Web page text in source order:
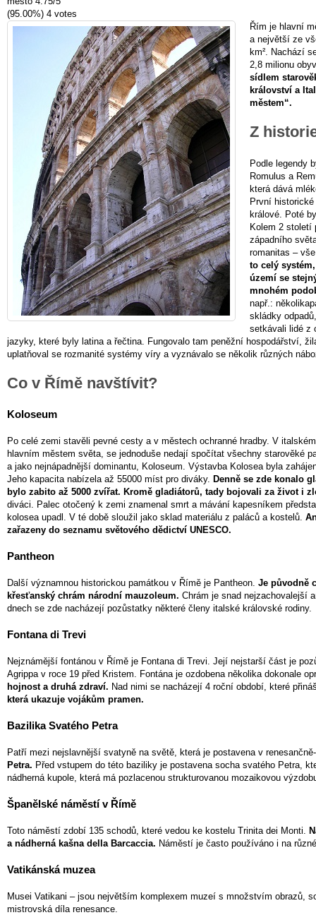
(95.00%) 4 votes
Řím je hlavní
a největší ze
km². Nachází
2,8 milionu
sídlem
království a
městem“.
Z
Podle legendy
Romulus a
která dává
První
králové. Poté
Kolem 2 století
západního
romanitas –
to celý
území se
mnohém
např.:
skládky
setkávali lidé z
jazyky, které byly latina a řečtina. Fungovalo tam peněžní hospodářství,
uplatňoval se rozmanité systémy víry a vyznávalo se několik různých
Co v Římě navštívit?
Koloseum
Po celé zemi stavěli pevné cesty a v městech ochranné hradby. V
hlavním městem světa, se jednoduše nedají spočítat všechny starověké
a jako nejnápadnější dominantu, Koloseum. Výstavba Kolosea byla
Jeho kapacita nabízela až 55000 míst pro diváky. Denně se zde konalo
bylo zabito až 5000 zvířat. Kromě gladiátorů, tady bojovali za život i
diváci. Palec otočený k zemi znamenal smrt a mávání kapesníkem
kolosea upadl. V té době sloužil jako sklad materiálu z paláců a kostelů.
zařazeny do seznamu světového dědictví UNESCO.
Pantheon
Další významnou historickou památkou v Římě je Pantheon. Je původně
křesťanský chrám národní mauzoleum. Chrám je snad nejzachovalejší
dnech se zde nacházejí pozůstatky některé členy italské královské rodiny.
Fontana di Trevi
Nejznámější fontánou v Římě je Fontana di Trevi. Její nejstarší část je
Agrippa v roce 19 před Kristem. Fontána je ozdobena několika dokonale
hojnost a druhá zdraví. Nad nimi se nacházejí 4 roční období, které
která ukazuje vojákům pramen.
Bazilika Svatého Petra
Patří mezi nejslavnější svatyně na světě, která je postavena v
Petra. Před vstupem do této baziliky je postavena socha svatého Petra,
nádherná kupole, která má pozlacenou strukturovanou mozaikovou
Španělské náměstí v Římě
Toto náměstí zdobí 135 schodů, které vedou ke kostelu Trinita dei Monti.
a nádherná kašna della Barcaccia. Náměstí je často používáno i na
Vatikánská muzea
Musei Vatikani – jsou největším komplexem muzeí s množstvím obrazů,
mistrovská díla renesance.